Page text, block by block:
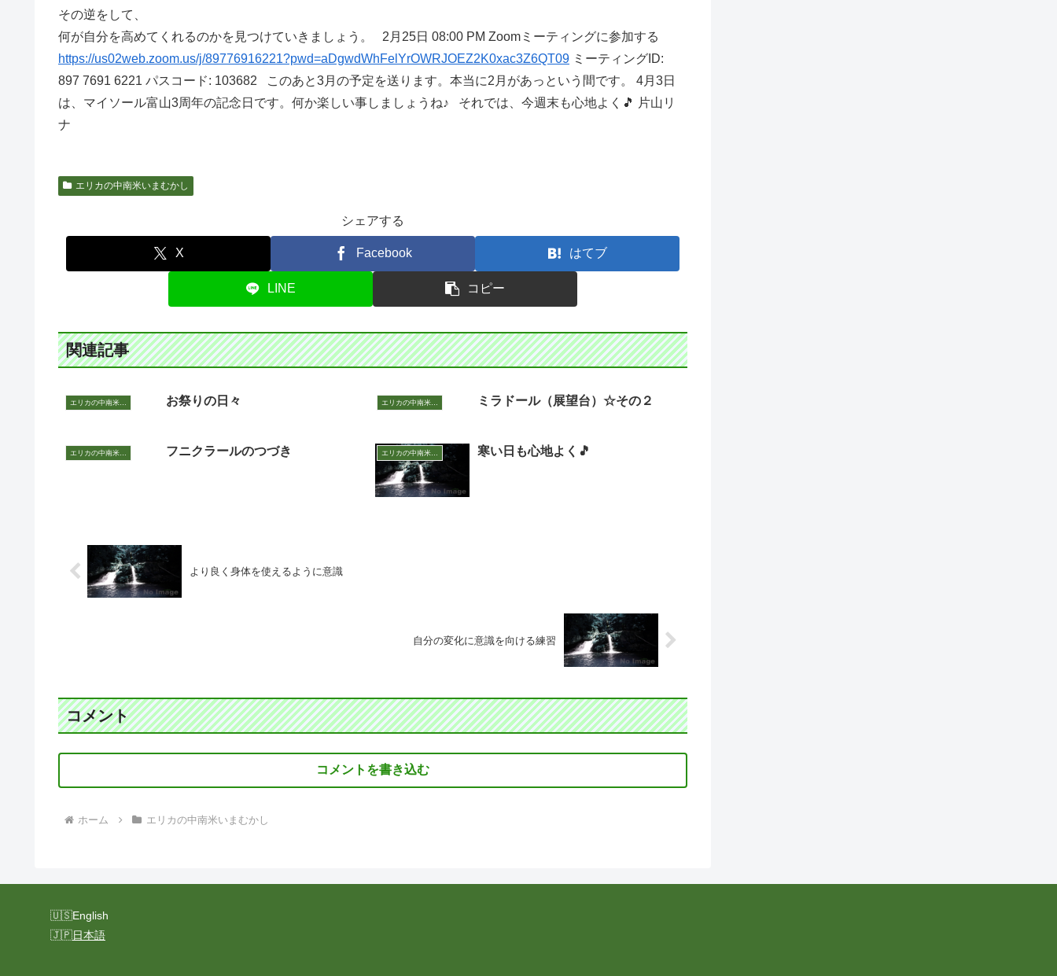
その逆をして、
何が自分を高めてくれるのかを見つけていきましょう。 2月25日 08:00 PM Zoomミーティングに参加する
https://us02web.zoom.us/j/89776916221?pwd=aDgwdWhFelYrOWRJOEZ2K0xac3Z6QT09 ミーティングID:
897 7691 6221 パスコード: 103682 このあと3月の予定を送ります。本当に2月があっという間です。 4月3日
は、マイソール富山3周年の記念日です。何か楽しい事しましょうね♪ それでは、今週末も心地よく🎵 片山リ
ナ
エリカの中南米いまむかし
シェアする
X Facebook はてブ
LINE コピー
関連記事
お祭りの日々 ミラドール（展望台）☆その２
エリカの中南米いまむかし フニクラールのつづき エリカの中南米いまむかし 寒い日も心地よく🎵
より良く身体を使えるように意識
自分の変化に意識を向ける練習
コメント
コメントを書き込む
ホーム エリカの中南米いまむかし
English
日本語